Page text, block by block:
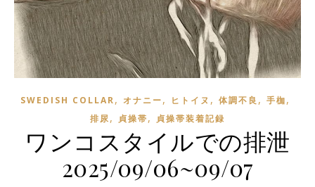
SWEDISH COLLAR, オナニー, ヒトイヌ , 体調不良, 手枷,
排尿, 貞操帯, 貞操帯装着記録
ワンコスタイルでの排泄
2025/09/06~09/07